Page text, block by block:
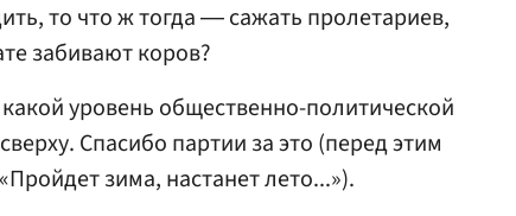
то что ж тогда ― сажать пролетариев,
забивают коров?
уровень общественно-политической
Спасибо партии за это (перед этим
зима, настанет лето...»).